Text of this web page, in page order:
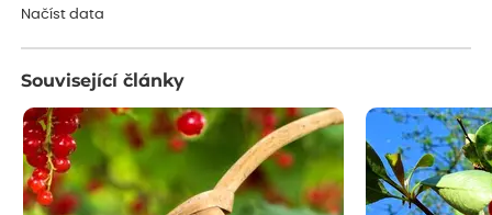
Načíst data
Související články